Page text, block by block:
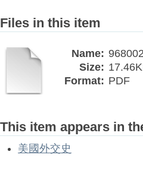
Files in this item
Name:
Size:
Format: PDF
This item appears in
美國外交史